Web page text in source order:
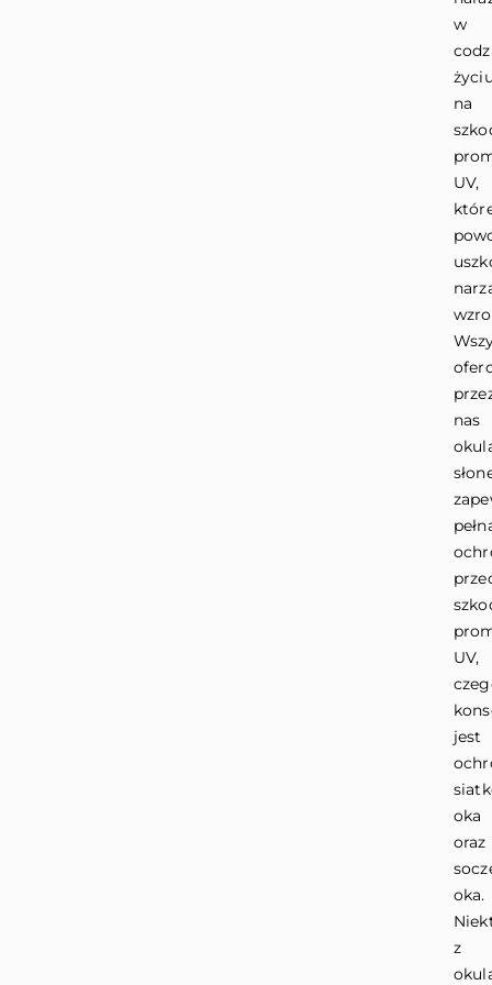
w
na
UV,
nas
UV,
jest
oka
oraz
oka.
z